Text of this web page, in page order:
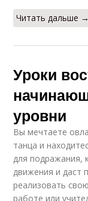
Читать дальше →
Уроки
уровни
Вы мечтаете
танца и
для подражания,
движения и даст
реализовать
работе или